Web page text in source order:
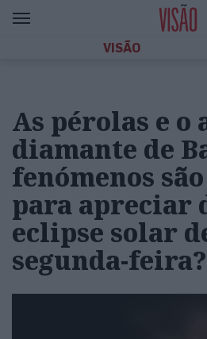
VISÃO
As pérolas e o
diamante de
fenómenos
para apreciar
eclipse solar
segunda-feira?